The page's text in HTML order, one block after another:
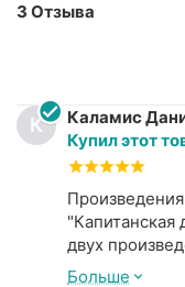
3 Отзыва
К
Каламис
Купил этот
"Капитанская
двух
же время
Больше